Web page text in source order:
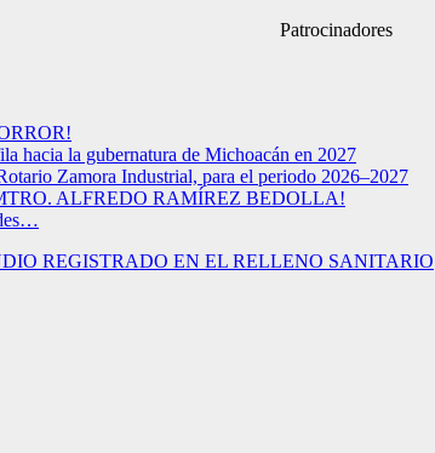
Patrocinadores
hacia la gubernatura de Michoacán en 2027
Zamora Industrial, para el periodo 2026–2027
ALFREDO RAMÍREZ BEDOLLA!
REGISTRADO EN EL RELLENO SANITARIO